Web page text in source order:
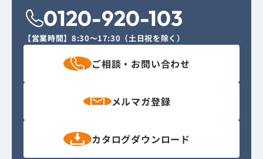
0120-920-103
【営業時間】 8:30〜17:30（土日祝を除く）
ご相談・ お問い合わせ
メルマガ登録
カタログダウンロード